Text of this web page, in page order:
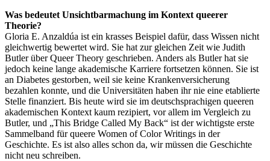
Was bedeutet Unsichtbarmachung im Kontext queerer
Theorie?
Gloria E. Anzaldúa ist ein krasses Beispiel dafür, dass Wissen nicht
gleichwertig bewertet wird. Sie hat zur gleichen Zeit wie Judith
Butler über Queer Theory geschrieben. Anders als Butler hat sie
jedoch keine lange akademische Karriere fortsetzen können. Sie ist
an Diabetes gestorben, weil sie keine Krankenversicherung
bezahlen konnte, und die Universitäten haben ihr nie eine etablierte
Stelle finanziert. Bis heute wird sie im deutschsprachigen queeren
akademischen Kontext kaum rezipiert, vor allem im Vergleich zu
Butler, und „This Bridge Called My Back“ ist der wichtigste erste
Sammelband für queere Women of Color Writings in der
Geschichte. Es ist also alles schon da, wir müssen die Geschichte
nicht neu schreiben.